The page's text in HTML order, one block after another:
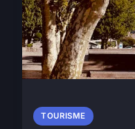
TOURISME